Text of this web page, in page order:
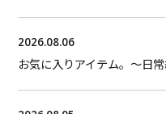
2026.08.06
お気に入りアイテム。〜日